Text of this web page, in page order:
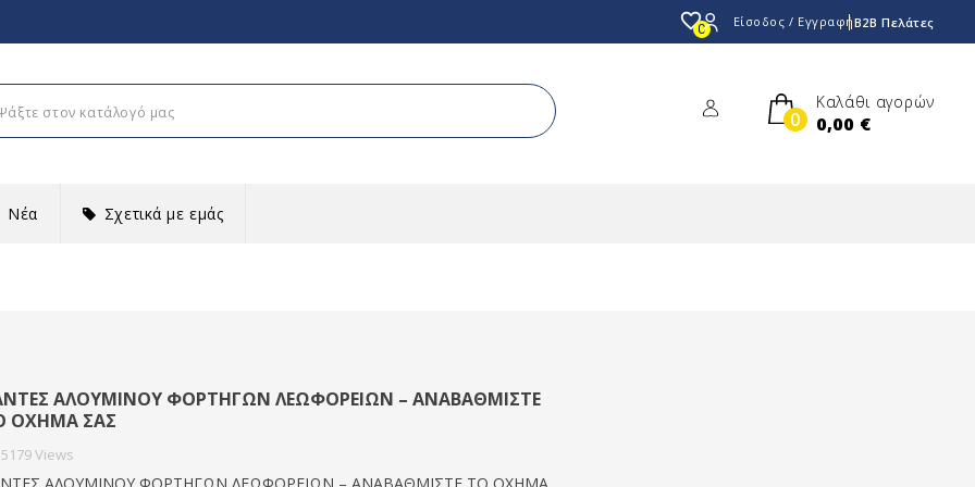
favorite_border0 Είσοδος / ΕγγραφήB2B Πελάτες
0
Καλάθι αγορών
0,00 €
Νέα Σχετικά με εμάς
ΑΛΟΥΜΙΝΟΥ ΦΟΡΤΗΓΩΝ ΛΕΩΦΟΡΕΙΩΝ – ΑΝΑΒΑΘΜΙΣΤΕ
ΟΧΗΜΑ ΣΑΣ
5179Views